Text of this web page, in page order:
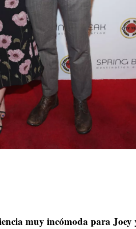
muy incómoda para Joey